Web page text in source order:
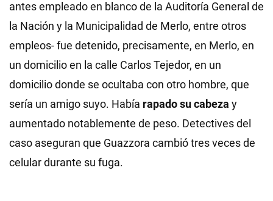
antes empleado en blanco de la Auditoría General de
la Nación y la Municipalidad de Merlo, entre otros
empleos- fue detenido, precisamente, en Merlo, en
un domicilio en la calle Carlos Tejedor, en un
domicilio donde se ocultaba con otro hombre, que
sería un amigo suyo. Había rapado su cabeza y
aumentado notablemente de peso. Detectives del
caso aseguran que Guazzora cambió tres veces de
celular durante su fuga.